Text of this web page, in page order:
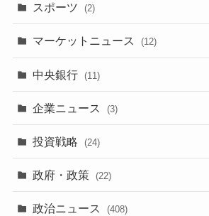
スポーツ (2)
マーケットニュース (12)
中央銀行 (11)
企業ニュース (3)
投資戦略 (24)
政府・政策 (22)
政治ニュース (408)